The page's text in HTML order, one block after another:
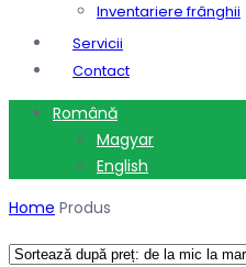
Inventariere frânghii
Servicii
Contact
Română
Magyar
English
Home Produs